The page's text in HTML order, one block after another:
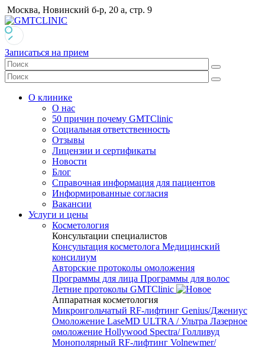
Москва, Новинский б-р, 20 а, стр. 9
Записаться на прием
О клинике
О нас
50 причин почему GMTClinic
Социальная ответственность
Отзывы
Лицензии и сертификаты
Новости
Блог
Справочная информация для пациентов
Информированные согласия
Вакансии
Услуги и цены
Косметология
Консультации специалистов
Консультация косметолога Медицинский
консилиум
Авторские протоколы омоложения
Программы для лица Программы для волос
Летние протоколы GMTClinic
Аппаратная косметология
Микроигольчатый RF-лифтинг Genius/Джениус
Омоложение LaseMD ULTRA / Ультра Лазерное
омоложение Hollywood Spectra/ Голливуд
Монополярный RF-лифтинг Volnewmer/